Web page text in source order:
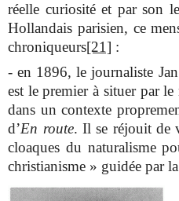
réelle curiosité et par son
Hollandais parisien, ce
chroniqueurs[21] :
- en 1896, le journaliste
est le premier à situer par
dans un contexte
d’En route. Il se réjouit de
cloaques du naturalisme
christianisme » guidée par